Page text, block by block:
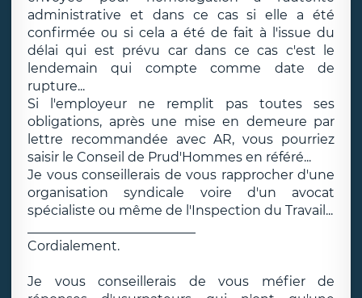
administrative et dans ce cas si elle a été
confirmée ou si cela a été de fait à l'issue du
délai qui est prévu car dans ce cas c'est le
lendemain qui compte comme date de
rupture...
Si l'employeur ne remplit pas toutes ses
obligations, après une mise en demeure par
lettre recommandée avec AR, vous pourriez
saisir le Conseil de Prud'Hommes en référé...
Je vous conseillerais de vous rapprocher d'une
organisation syndicale voire d'un avocat
spécialiste ou même de l'Inspection du Travail...
Cordialement.
Je vous conseillerais de vous méfier de